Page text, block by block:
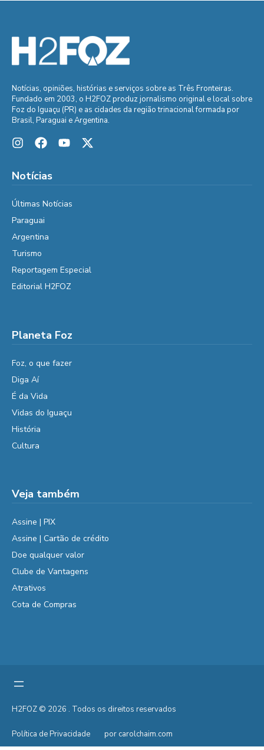
Notícias, opiniões, histórias e serviços sobre as Três Fronteiras.
Fundado em 2003, o H2FOZ produz jornalismo original e local sobre
Foz do Iguaçu (PR) e as cidades da região trinacional formada por
Brasil, Paraguai e Argentina.
Notícias
Últimas Notícias
Paraguai
Argentina
Turismo
Reportagem Especial
Editorial H2FOZ
Planeta Foz
Foz, o que fazer
Diga Aí
É da Vida
Vidas do Iguaçu
História
Cultura
Veja também
Assine | PIX
Assine | Cartão de crédito
Doe qualquer valor
Clube de Vantagens
Atrativos
Cota de Compras
H2FOZ © 2026 . Todos os direitos reservados
Política de Privacidade por carolchaim.com